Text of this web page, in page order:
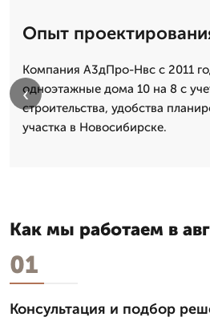
Опыт
Компания А3дПро-Нвс с 2011
одноэтажные дома 10 на 8 с
строительства, удобства
участка в Новосибирске.
‹
Как мы работаем в
01
Консультация и подбор